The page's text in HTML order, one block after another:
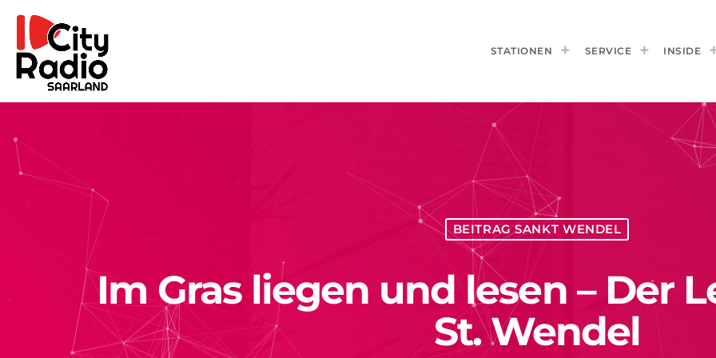
STATIONEN SERVICE INSIDE
BEITRAG SANKT WENDEL
Im Gras liegen und lesen – Der
St. Wendel